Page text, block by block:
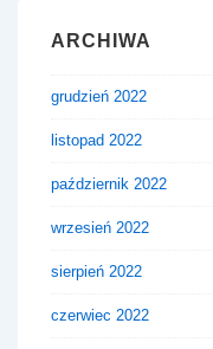
ARCHIWA
grudzień 2022
listopad 2022
październik 2022
wrzesień 2022
sierpień 2022
czerwiec 2022